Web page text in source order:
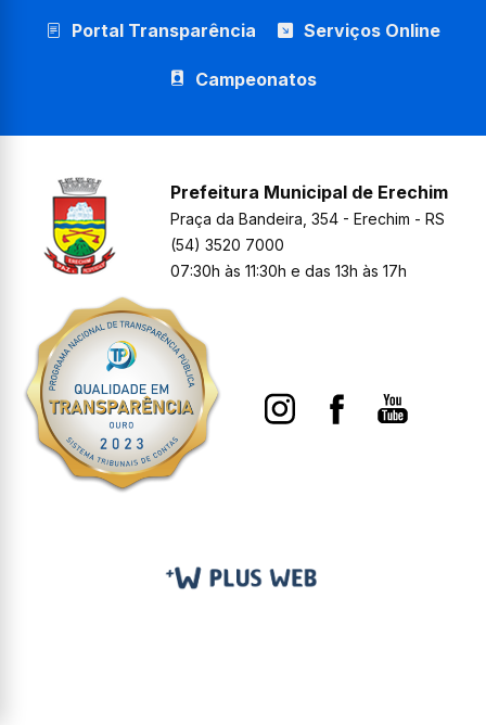
Portal Transparência Serviços Online
Campeonatos
Prefeitura Municipal de Erechim
Praça da Bandeira, 354 - Erechim - RS
(54) 3520 7000
07:30h às 11:30h e das 13h às 17h